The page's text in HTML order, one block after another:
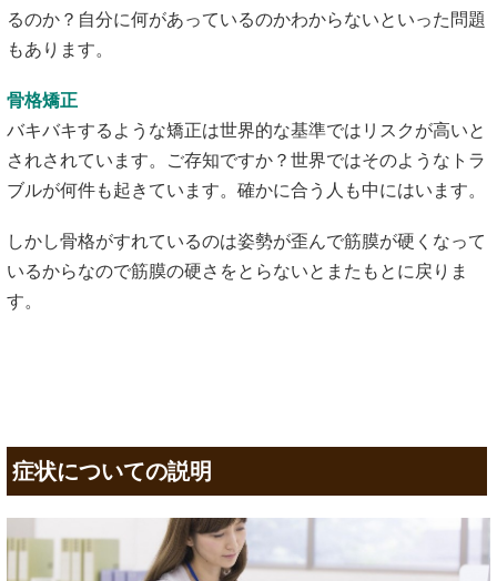
るのか？自分に何があっているのかわからないといった問題
もあります。
骨格矯正
バキバキするような矯正は世界的な基準ではリスクが高いと
されされています。ご存知ですか？世界ではそのようなトラ
ブルが何件も起きています。確かに合う人も中にはいます。
しかし骨格がすれているのは姿勢が歪んで筋膜が硬くなって
いるからなので筋膜の硬さをとらないとまたもとに戻りま
す。
症状についての説明